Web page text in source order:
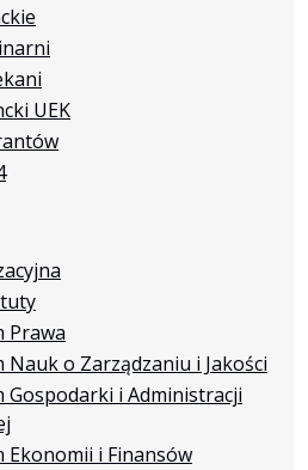
UEK
Prawa
Nauk o Zarządzaniu i Jakości
Gospodarki i Administracji
Ekonomii i Finansów